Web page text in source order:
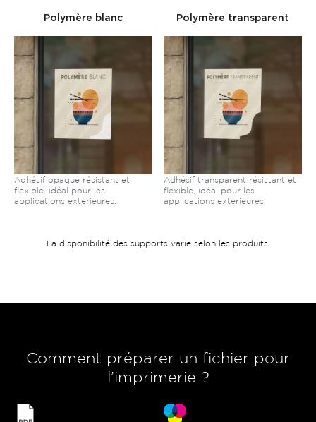
Polymère blanc
Adhésif opaque résistant et
flexible, idéal pour les
applications extérieures.
Polymère transparent
Adhésif transparent résistant et
flexible, idéal pour les
applications extérieures.
La disponibilité des supports varie selon les produits.
Comment préparer un fichier pour
l’imprimerie ?